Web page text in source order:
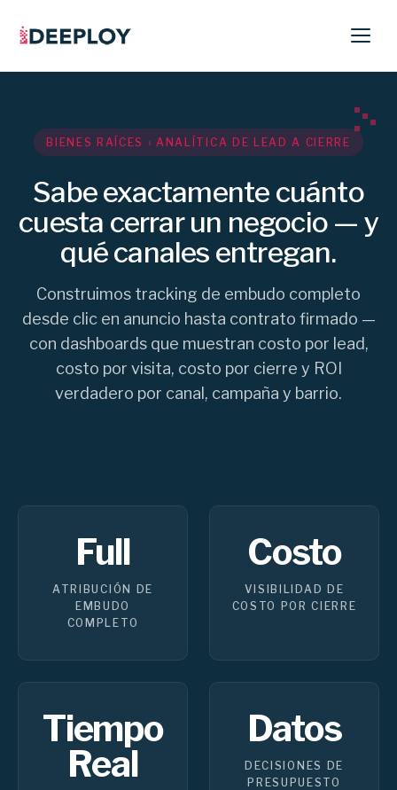
BIENES RAÍCES › ANALÍTICA DE LEAD A CIERRE
Sabe exactamente cuánto
cuesta cerrar un negocio — y
qué canales entregan.
Construimos tracking de embudo completo
desde clic en anuncio hasta contrato firmado —
con dashboards que muestran costo por lead,
costo por visita, costo por cierre y ROI
verdadero por canal, campaña y barrio.
Full
ATRIBUCIÓN DE
EMBUDO
COMPLETO
Costo
VISIBILIDAD DE
COSTO POR CIERRE
Tiempo
Real
Datos
DECISIONES DE
PRESUPUESTO